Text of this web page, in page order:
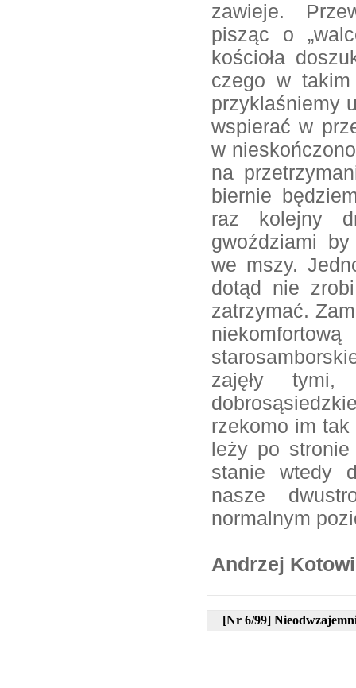
zawieje.
pisząc o
kościoła
czego w
przyklaśniemy
wspierać w
w
na
biernie
raz kolejny
gwoździami
we mszy.
dotąd nie
zatrzymać.
zajęły
rzekomo im
leży po
stanie wtedy
nasze
normalnym
Andrzej
[Nr 6/99]